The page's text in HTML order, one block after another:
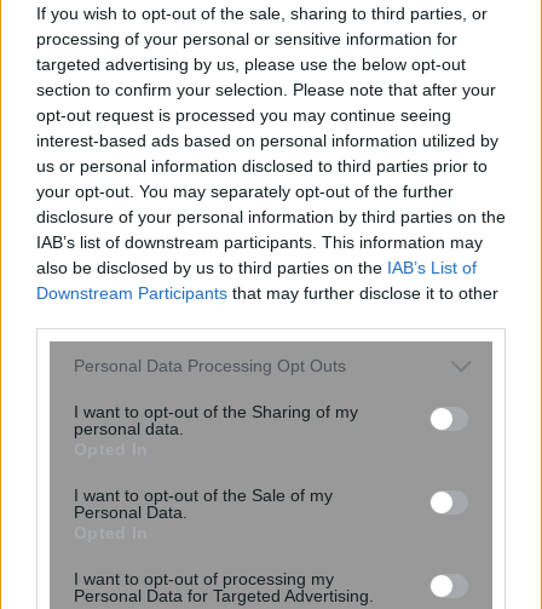
If you wish to opt-out of the sale, sharing to third parties, or
processing of your personal or sensitive information for
targeted advertising by us, please use the below opt-out
section to confirm your selection. Please note that after your
opt-out request is processed you may continue seeing
interest-based ads based on personal information utilized by
us or personal information disclosed to third parties prior to
your opt-out. You may separately opt-out of the further
disclosure of your personal information by third parties on the
IAB’s list of downstream participants. This information may
also be disclosed by us to third parties on the IAB’s List of
Downstream Participants that may further disclose it to other
Please note that this website/app uses one or more Google
not limited to your visit or usage behaviour. You may click to
grant or deny consent to Google and its third-party tags to
consent section.
Personal Data Processing Opt Outs
I want to opt-out of the Sharing of my
personal data.
I want to opt-out of the Sale of my
Personal Data.
I want to opt-out of processing my
Personal Data for Targeted Advertising.
11 φράσεις που συνδέονται με
αρνητικότητα – Τις λένε συνήθως οι
«losers»
Ελληνικός Ερυθρός Σταυρός: Τι πρέπει
να περιέχει το φαρμακείο Πρώτων